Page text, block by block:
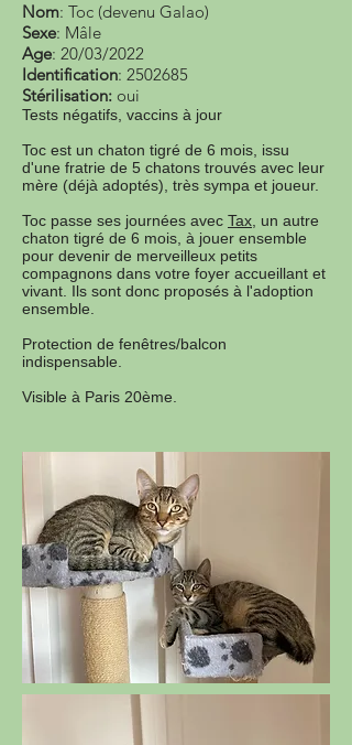
Nom: Toc (devenu Galao)
Sexe: Mâle
Age: 20/03/2022
Identification: 2502685
Stérilisation: oui
Tests négatifs, vaccins à jour
Toc est un chaton tigré de 6 mois, issu
d'une fratrie de 5 chatons trouvés avec leur
mère (déjà adoptés), très sympa et joueur.
Toc passe ses journées avec Tax , un autre
chaton tigré de 6 mois, à jouer ensemble
pour devenir de merveilleux petits
compagnons dans votre foyer accueillant et
vivant. Ils sont donc proposés à l'adoption
ensemble.
Protection de fenêtres/balcon
indispensable.
Visible à Paris 20ème.